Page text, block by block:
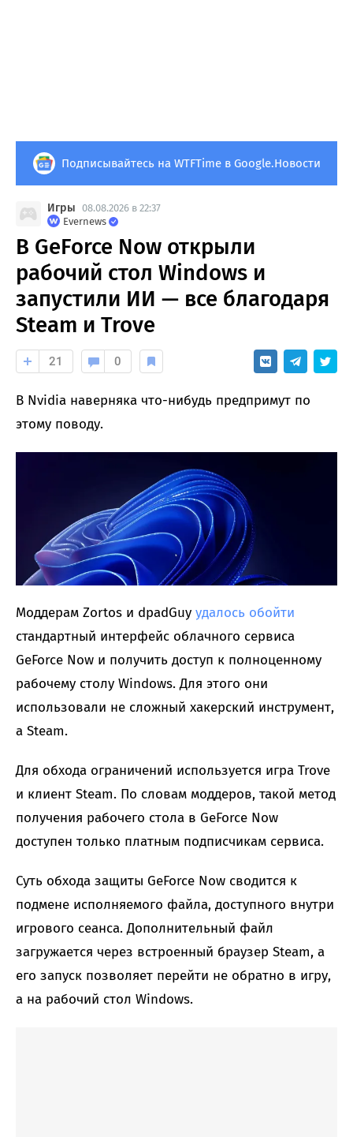
Подписывайтесь на WTFTime в Google.Новости
Игры 08.08.2026 в 22:37
Evernews
В GeForce Now открыли
рабочий стол Windows и
запустили ИИ — все благодаря
Steam и Trove
21 0
В Nvidia наверняка что-нибудь предпримут по
этому поводу.
Моддерам Zortos и dpadGuy удалось обойти
стандартный интерфейс облачного сервиса
GeForce Now и получить доступ к полноценному
рабочему столу Windows. Для этого они
использовали не сложный хакерский инструмент,
а Steam.
Для обхода ограничений используется игра Trove
и клиент Steam. По словам моддеров, такой метод
получения рабочего стола в GeForce Now
доступен только платным подписчикам сервиса.
Суть обхода защиты GeForce Now сводится к
подмене исполняемого файла, доступного внутри
игрового сеанса. Дополнительный файл
загружается через встроенный браузер Steam, а
его запуск позволяет перейти не обратно в игру,
а на рабочий стол Windows.